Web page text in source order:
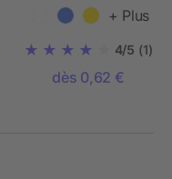
diamètre de 21
+ Plus
4/5 (1)
dès 0,62 €